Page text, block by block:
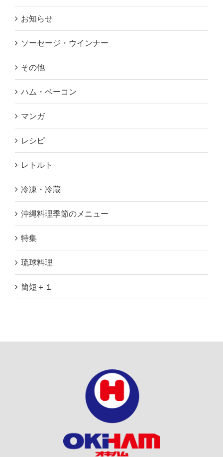
お知らせ
ソーセージ・ウインナー
その他
ハム・ベーコン
マンガ
レシピ
レトルト
冷凍・冷蔵
沖縄料理季節のメニュー
特集
琉球料理
簡短＋１